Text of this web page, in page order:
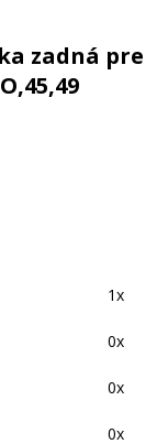
zadná pre
1x
0x
0x
0x